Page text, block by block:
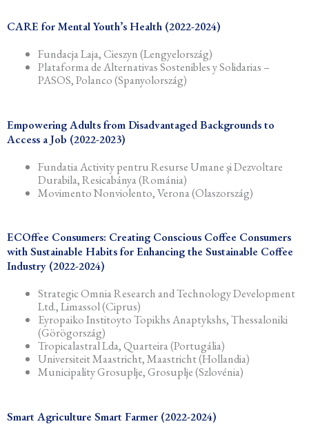
CARE for Mental Youth’s Health (2022-2024)
Fundacja Laja, Cieszyn (Lengyelország)
Plataforma de Alternativas Sostenibles y Solidarias –
PASOS, Polanco (Spanyolország)
Empowering Adults from Disadvantaged Backgrounds to
Access a Job (2022-2023)
Fundatia Activity pentru Resurse Umane şi Dezvoltare
Durabila, Resicabánya (Románia)
Movimento Nonviolento, Verona (Olaszország)
ECOffee Consumers: Creating Conscious Coffee Consumers
with Sustainable Habits for Enhancing the Sustainable Coffee
Industry (2022-2024)
Strategic Omnia Research and Technology Development
Ltd., Limassol (Ciprus)
Eyropaiko Institoyto Topikhs Anaptykshs, Thessaloniki
(Görögország)
Tropicalastral Lda, Quarteira (Portugália)
Universiteit Maastricht, Maastricht (Hollandia)
Municipality Grosuplje, Grosuplje (Szlovénia)
Smart Agriculture Smart Farmer (2022-2024)